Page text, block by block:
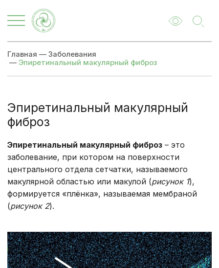
Главная — Заболевания
— Эпиретинальный макулярный фиброз
Эпиретинальный макулярный
фиброз
Эпиретинальный макулярный фиброз – это
заболевание, при котором на поверхности
центрального отдела сетчатки, называемого
макулярной областью или макулой (рисунок 1),
формируется «плёнка», называемая мембраной
(рисунок 2).